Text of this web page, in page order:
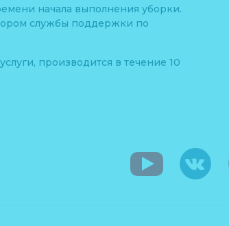
начала выполнения уборки.
службы поддержки по
производится в течение 10